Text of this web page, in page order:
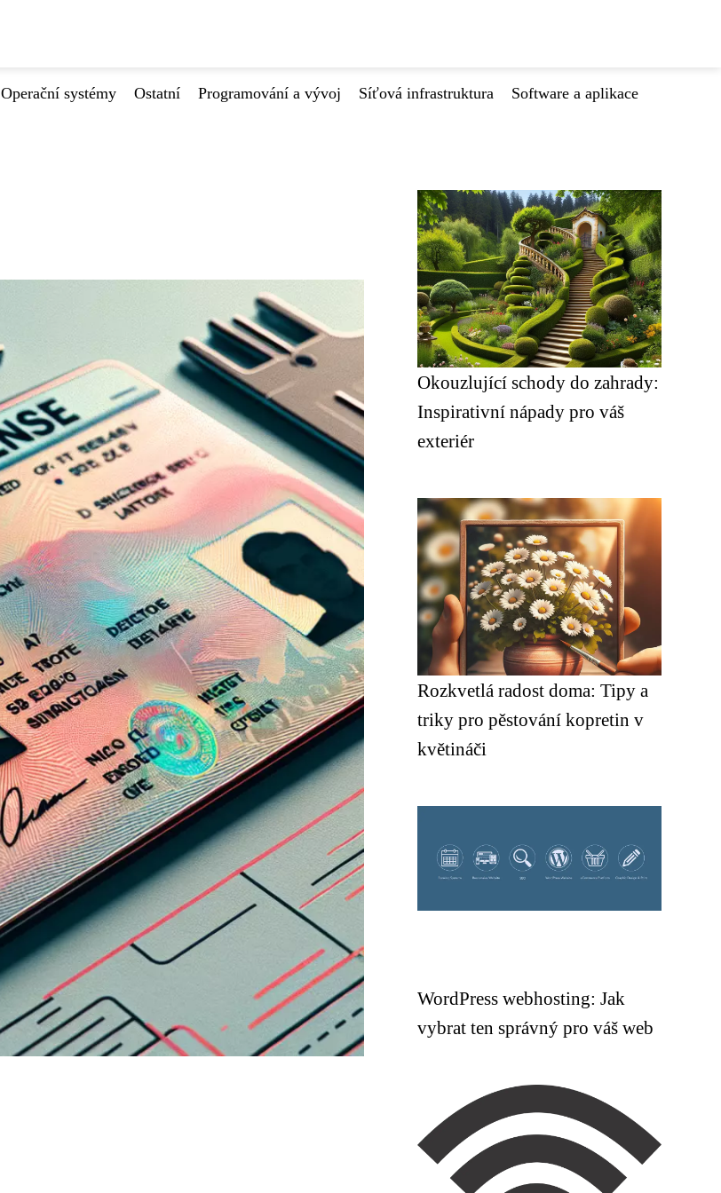
Operační systémy Ostatní Programování a vývoj Síťová infrastruktura Software a aplikace
Okouzlující schody do zahrady:
Inspirativní nápady pro váš
exteriér
Rozkvetlá radost doma: Tipy a
triky pro pěstování kopretin v
květináči
WordPress webhosting: Jak
vybrat ten správný pro váš web